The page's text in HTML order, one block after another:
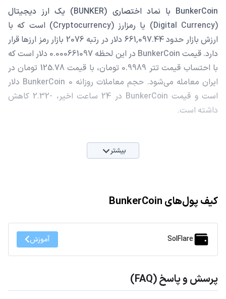
BunkerCoin با نماد اختصاری (BUNKER) یک ارز دیجیتال
(Digital Currency) یا رمزارز (Cryptocurrency) است که با
ارزش بازار حدود 661,097.44 دلار در رتبه 2076 بازار رمز ارزها قرار
دارد. قیمت BunkerCoin در این لحظه 0.000661097 دلار است که
با احتساب قیمت تتر 0.9989 تومان، با قیمت 125.78 تومان در
ایران معامله می‌شود. حجم معاملات روزانه BunkerCoin 0 دلار
است و قیمت BunkerCoin در 24 ساعت اخیر، -2.32 کاهش
داشته است.
بیشتر
کیف پول‌های BunkerCoin
SolFlare آموزش
پرسش و پاسخ (FAQ)